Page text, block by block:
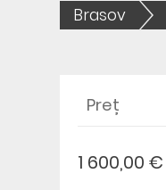
Brasov
Preț
1 600,00 €